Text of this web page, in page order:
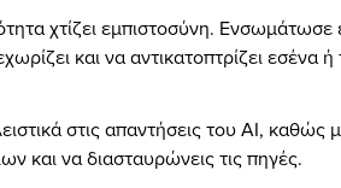
χτίζει εμπιστοσύνη. Ενσωμάτωσε
και να αντικατοπτρίζει εσένα
στις απαντήσεις του AI, καθώς
και να διασταυρώνεις τις πηγές.